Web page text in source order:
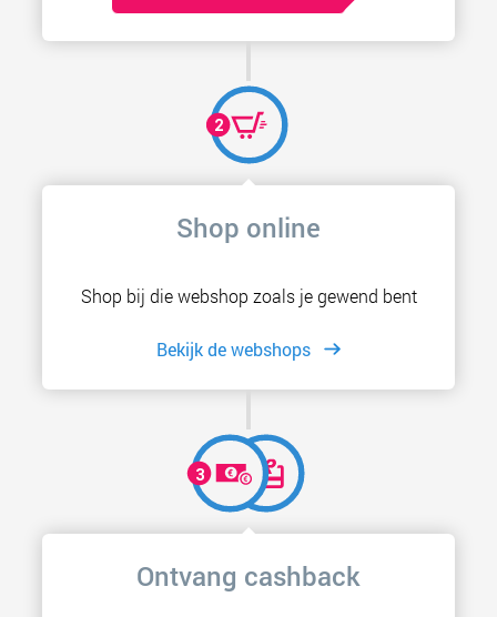
Shop online
Shop bij die webshop zoals je gewend bent
Bekijk de webshops
Ontvang cashback